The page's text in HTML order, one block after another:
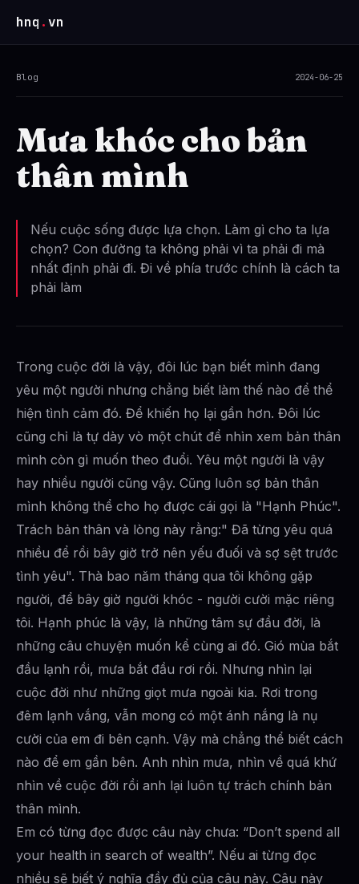
hnq .vn
Blog 2024-06-25
Mưa khóc cho bản
thân mình
Nếu cuộc sống được lựa chọn. Làm gì cho ta lựa
chọn? Con đường ta không phải vì ta phải đi mà
nhất định phải đi. Đi về phía trước chính là cách ta
phải làm
Trong cuộc đời là vậy, đôi lúc bạn biết mình đang
yêu một người nhưng chẳng biết làm thế nào để thể
hiện tình cảm đó. Để khiến họ lại gần hơn. Đôi lúc
cũng chỉ là tự dày vò một chút để nhìn xem bản thân
mình còn gì muốn theo đuổi. Yêu một người là vậy
hay nhiều người cũng vậy. Cũng luôn sợ bản thân
mình không thể cho họ được cái gọi là "Hạnh Phúc".
Trách bản thân và lòng này rằng:" Đã từng yêu quá
nhiều để rồi bây giờ trở nên yếu đuối và sợ sệt trước
tình yêu". Thà bao năm tháng qua tôi không gặp
người, để bây giờ người khóc - người cười mặc riêng
tôi. Hạnh phúc là vậy, là những tâm sự đầu đời, là
những câu chuyện muốn kể cùng ai đó. Gió mùa bắt
đầu lạnh rồi, mưa bắt đầu rơi rồi. Nhưng nhìn lại
cuộc đời như những giọt mưa ngoài kia. Rơi trong
đêm lạnh vắng, vẫn mong có một ánh nắng là nụ
cười của em đi bên cạnh. Vậy mà chẳng thể biết cách
nào để em gần bên. Anh nhìn mưa, nhìn về quá khứ
nhìn về cuộc đời rồi anh lại luôn tự trách chính bản
thân mình.
Em có từng đọc được câu này chưa: “Don’t spend all
your health in search of wealth”. Nếu ai từng đọc
nhiều sẽ biết ý nghĩa đầy đủ của câu này. Câu này